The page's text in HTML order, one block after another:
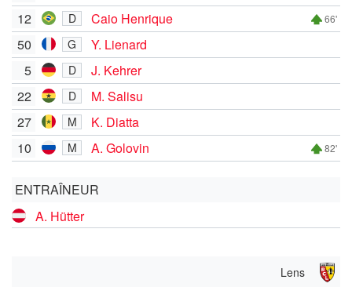
12 D Caio Henrique 66'
50 G
Y. Lienard
5
D
J. Kehrer
22
D
M. Salisu
27
M
K. Diatta
10
M A. Golovin 82'
ENTRAÎNEUR
A. Hütter
Lens